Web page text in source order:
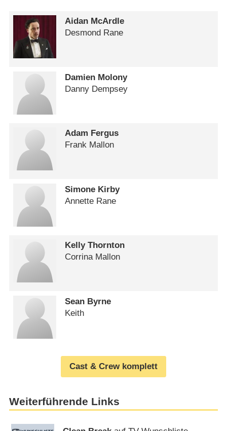
Aidan McArdle
Desmond Rane
Damien Molony
Danny Dempsey
Adam Fergus
Frank Mallon
Simone Kirby
Annette Rane
Kelly Thornton
Corrina Mallon
Sean Byrne
Keith
Cast & Crew komplett
Weiterführende Links